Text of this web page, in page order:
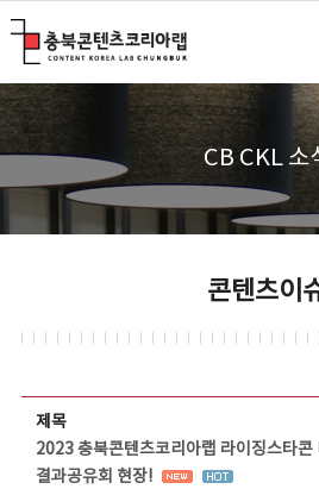
CB CKL 소
콘텐츠이
제목
2023 충북콘텐츠코리아랩 라이징스타콘
결과공유회 현장!